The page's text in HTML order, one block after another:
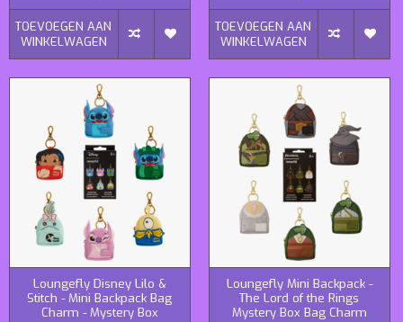
TOEVOEGEN AAN
WINKELWAGEN
TOEVOEGEN AAN
WINKELWAGEN
Loungefly Disney Lilo &
Stitch - Mini Backpack Bag
Charm - Mystery Box
Loungefly Mini Backpack -
The Lord of the Rings
Mystery Box Bag Charm